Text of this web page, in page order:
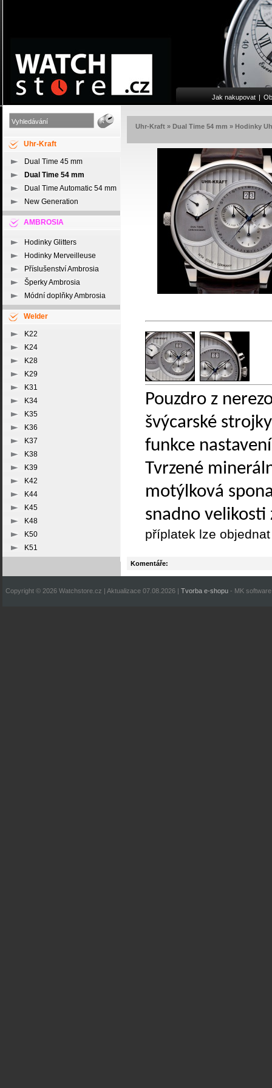
Jak nakupovat |
Uhr-Kraft
Dual Time 45 mm
Dual Time 54 mm
Dual Time Automatic 54 mm
New Generation
AMBROSIA
Hodinky Glitters
Hodinky Merveilleuse
Příslušenství Ambrosia
Šperky Ambrosia
Módní doplňky Ambrosia
Welder
K22
K24
K28
K29
K31
K34
K35
K36
K37
K38
K39
K42
K44
K45
K48
K50
K51
Uhr-Kraft » Dual Time 54 mm » Hodinky
Pouzdro z
švýcarské
funkce
Tvrzené
motýlková
snadno
příplatek lze
Komentáře:
Copyright © 2026 Watchstore.cz | Aktualizace 07.08.2026 | Tvorba e-shopu - MK